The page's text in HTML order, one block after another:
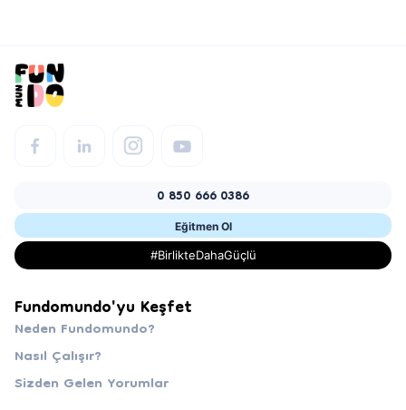
0 850 666 0386
Eğitmen Ol
#BirlikteDahaGüçlü
Fundomundo'yu Keşfet
Neden Fundomundo?
Nasıl Çalışır?
Sizden Gelen Yorumlar